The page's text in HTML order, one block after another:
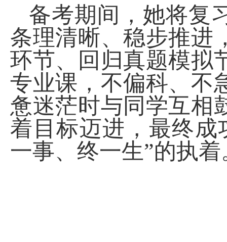
备考期间，她将复
条理清晰、稳步推进
环节、回归真题模拟
专业课，不偏科、不
惫迷茫时与同学互相
着目标迈进，最终成
一事、终一生”的执着